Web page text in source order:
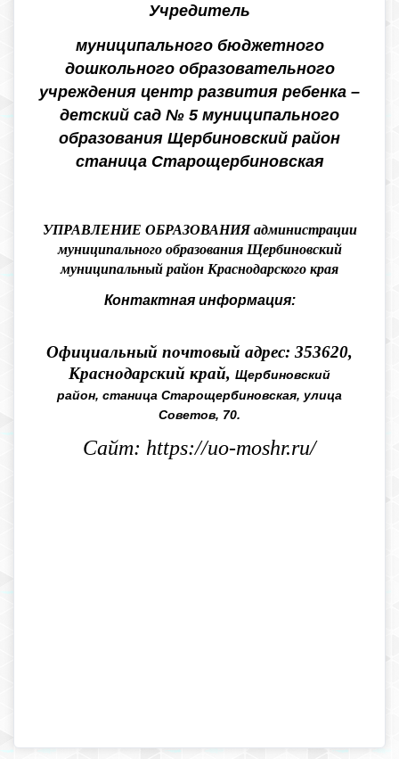
Учредитель
муниципального бюджетного
дошкольного образовательного
учреждения центр развития ребенка –
детский сад № 5 муниципального
образования Щербиновский район
станица Старощербиновская
УПРАВЛЕНИЕ ОБРАЗОВАНИЯ администрации
муниципального образования Щербиновский
муниципальный район Краснодарского края
Контактная информация:
Официальный почтовый адрес: 353620,
Краснодарский край, Щербиновский
район, станица Старощербиновская, улица
Советов, 70.
Сайт: https://uo-moshr.ru/